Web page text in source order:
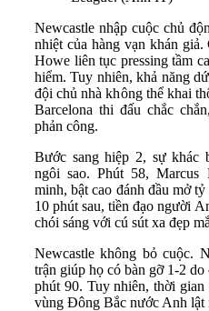
Newcastle nhập cuộc chủ
nhiệt của hàng vạn khán
Howe liên tục pressing tầm
hiểm. Tuy nhiên, khả năng
đội chủ nhà không thể khai
Barcelona thi đấu chắc
phản công.
Bước sang hiệp 2, sự khác
ngôi sao. Phút 58,
minh, bật cao đánh đầu mở
10 phút sau, tiền đạo người
chói sáng với cú sút xa đẹp
Newcastle không bỏ cuộc.
trận giúp họ có bàn gỡ 1-2
phút 90. Tuy nhiên, thời
vùng Đông Bắc nước Anh lật